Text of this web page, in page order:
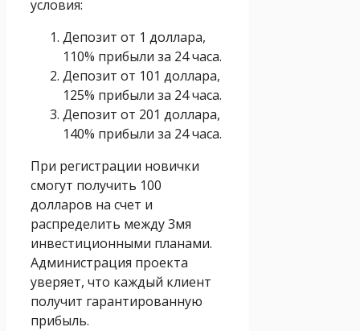
условия:
Депозит от 1 доллара,
110% прибыли за 24 часа.
Депозит от 101 доллара,
125% прибыли за 24 часа.
Депозит от 201 доллара,
140% прибыли за 24 часа.
При регистрации новички
смогут получить 100
долларов на счет и
распределить между 3мя
инвестиционными планами.
Администрация проекта
уверяет, что каждый клиент
получит гарантированную
прибыль.